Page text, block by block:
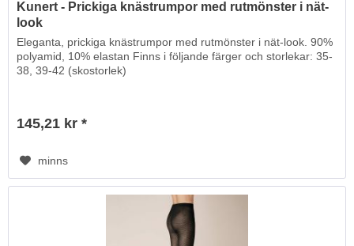
Kunert - Prickiga knästrumpor med rutmönster i nät-
look
Eleganta, prickiga knästrumpor med rutmönster i nät-look. 90%
polyamid, 10% elastan Finns i följande färger och storlekar: 35-
38, 39-42 (skostorlek)
145,21 kr *
minns